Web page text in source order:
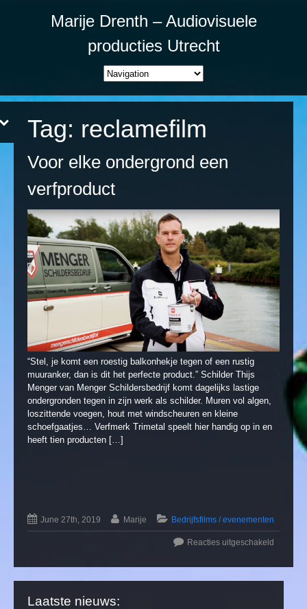
Marije Drenth – Audiovisuele
producties Utrecht
Tag: reclamefilm
Voor elke ondergrond een
verfproduct
“Stel, je komt een roestig balkonhekje tegen of een rustig
muuranker, dan is dit het perfecte product.” Schilder Thijs
Menger van Menger Schildersbedrijf komt dagelijks lastige
ondergronden tegen in zijn werk als schilder. Muren vol algen,
loszittende voegen, hout met windscheuren en kleine
schoefgaatjes… Verfmerk Trimetal speelt hier handig op in en
heeft tien producten […]
June 27th, 2019 Marije Bedrijfsfilms / evenementen
Reacties uitgeschakeld
Laatste nieuws: